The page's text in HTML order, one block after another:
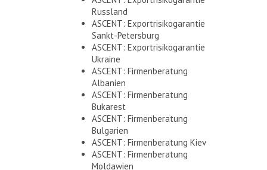
Russland
ASCENT: Exportrisikogarantie
Sankt-Petersburg
ASCENT: Exportrisikogarantie
Ukraine
ASCENT: Firmenberatung
Albanien
ASCENT: Firmenberatung
Bukarest
ASCENT: Firmenberatung
Bulgarien
ASCENT: Firmenberatung Kiev
ASCENT: Firmenberatung
Moldawien